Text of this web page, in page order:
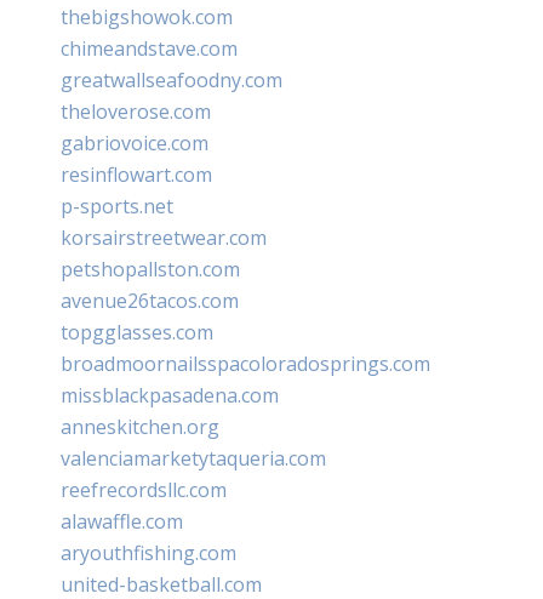
thebigshowok.com
chimeandstave.com
greatwallseafoodny.com
theloverose.com
gabriovoice.com
resinflowart.com
p-sports.net
korsairstreetwear.com
petshopallston.com
avenue26tacos.com
topgglasses.com
broadmoornailsspacoloradosprings.com
missblackpasadena.com
anneskitchen.org
valenciamarketytaqueria.com
reefrecordsllc.com
alawaffle.com
aryouthfishing.com
united-basketball.com